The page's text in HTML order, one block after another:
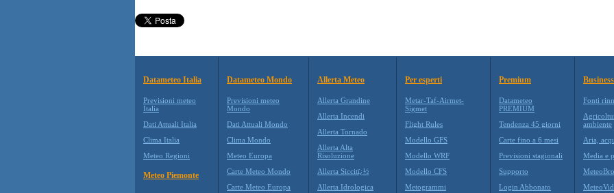
Datameteo Italia
Previsioni meteo
Italia
Dati Attuali Italia
Clima Italia
Meteo Regioni
Meteo Piemonte
Datameteo Mondo
Previsioni meteo
Mondo
Dati Attuali Mondo
Clima Mondo
Meteo Europa
Carte Meteo Mondo
Carte Meteo Europa
Allerta Meteo
Allerta Grandine
Allerta Incendi
Allerta Tornado
Allerta Alta
Risoluzione
Allerta Siccitï¿½
Allerta Idrologica
Per esperti
Metar-Taf-Airmet-
Sigmet
Flight Rules
Modello GFS
Modello WRF
Modello CFS
Metogrammi
Premium
Datameteo
PREMIUM
Tendenza 45 giorni
Carte fino a 6 mesi
Previsioni stagionali
Supporto
Login Abbonato
Business
Fonti
ambiente
Aria,
Media e
MeteoVid